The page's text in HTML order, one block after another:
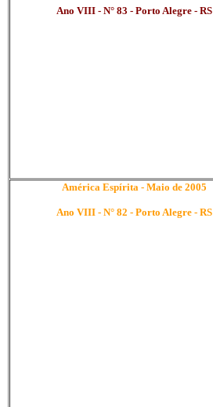
Ano VIII - N° 83 - Porto Alegre - RS
América Espírita - Maio de 2005
Ano VIII - N° 82 - Porto Alegre - RS